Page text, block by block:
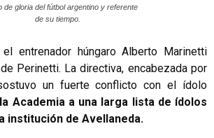
de gloria del fútbol argentino y referente
de su tiempo.
entrenador húngaro Alberto Marinetti
Perinetti. La directiva, encabezada por
un fuerte conflicto con el ídolo
Academia a una larga lista de ídolos
institución de Avellaneda.